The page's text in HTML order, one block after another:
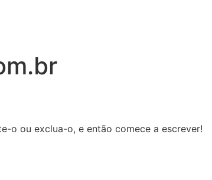
o ou exclua-o, e então comece a escrever!